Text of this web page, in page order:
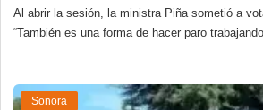
Al abrir la sesión, la ministra Piña sometió a
“También es una forma de hacer paro
Sonora